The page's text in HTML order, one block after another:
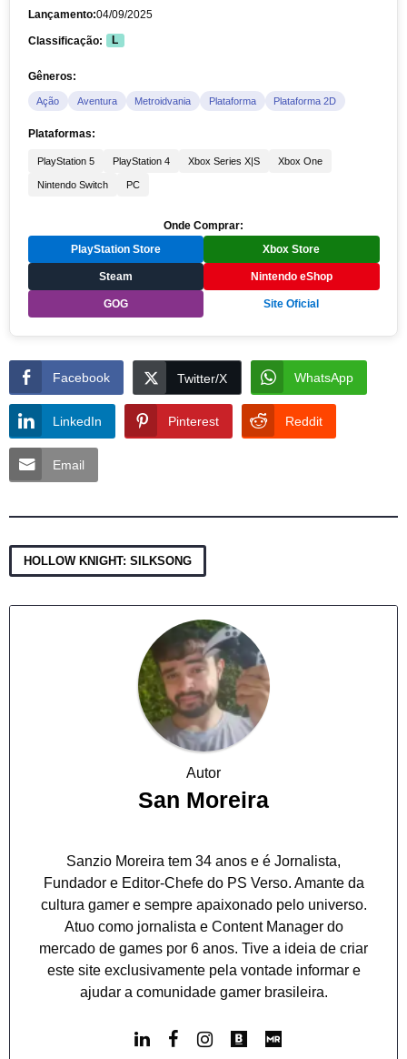
Lançamento:04/09/2025
Classificação: L
Gêneros:
Ação Aventura Metroidvania Plataforma Plataforma 2D
Plataformas:
PlayStation 5 PlayStation 4 Xbox Series X|S Xbox One
Nintendo Switch PC
Onde Comprar:
PlayStation Store Xbox Store
Steam Nintendo eShop
GOG Site Oficial
Facebook Twitter/X WhatsApp
LinkedIn Pinterest Reddit
Email
HOLLOW KNIGHT: SILKSONG
Autor
San Moreira
Sanzio Moreira tem 34 anos e é Jornalista,
Fundador e Editor-Chefe do PS Verso. Amante da
cultura gamer e sempre apaixonado pelo universo.
Atuo como jornalista e Content Manager do
mercado de games por 6 anos. Tive a ideia de criar
este site exclusivamente pela vontade informar e
ajudar a comunidade gamer brasileira.